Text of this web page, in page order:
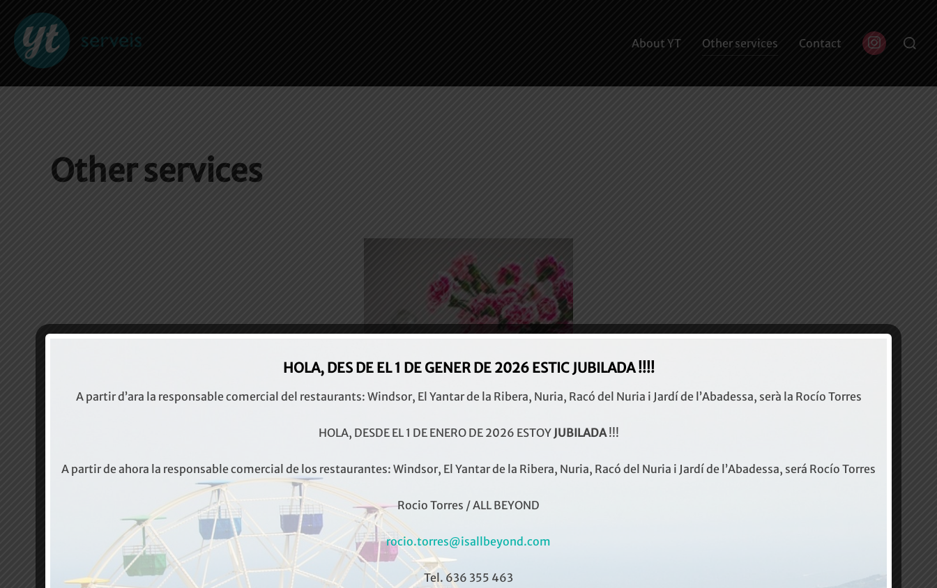
contenido
About YT Other services Contact
Buscar:
Other services
HOLA, DES DE EL 1 DE GENER DE 2026 ESTIC JUBILADA !!!!
A partir d’ara la responsable comercial del restaurants: Windsor, El Yantar de la Ribera, Nuria, Racó del Nuria i Jardí de l’Abadessa, serà la Rocío Torres
HOLA, DESDE EL 1 DE ENERO DE 2026 ESTOY JUBILADA!!!
A partir de ahora la responsable comercial de los restaurantes: Windsor, El Yantar de la Ribera, Nuria, Racó del Nuria i Jardí de l’Abadessa, será Rocío Torres
Rocio Torres / ALL BEYOND
rocio.torres@isallbeyond.com
Tel. 636 355 463